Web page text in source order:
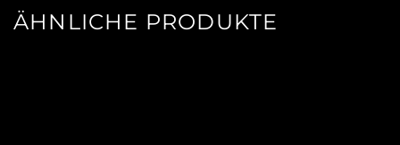
ÄHNLICHE PRODUKTE